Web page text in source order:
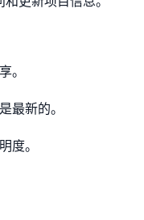
。
最新的。
度。